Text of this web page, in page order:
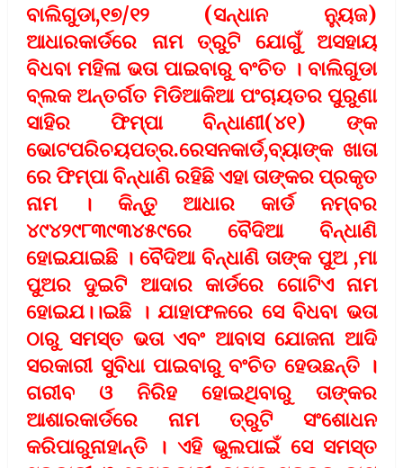
ବାଲିଗୁଡା,୧୭/୧୨ (ସନ୍ଧାନ ନ୍ୟୁଜ)
ଆଧାରକାର୍ଡରେ ନାମ ତ୍ରୁଟି ଯୋଗୁଁ ଅସହାୟ
ବିଧବା ମହିଳା ଭତା ପାଇବାରୁ ବଂଚିତ । ବାଲିଗୁଡା
ବ୍ଲକ ଅନ୍ତର୍ଗତ ମିଡିଆକିଆ ପଂଚାୟତର ପୁରୁଣା
ସାହିର ଫିମ୍ପା ବିନ୍ଧାଣୀ(୪୧) ଙ୍କ
ଭୋଟପରିଚୟପତ୍ର.ରେସନକାର୍ଡ,ବ୍ୟାଙ୍କ ଖାତା
ରେ ଫିମ୍ପା ବିନ୍ଧାଣି ରହିଛି ଏହା ତାଙ୍କର ପ୍ରକୃତ
ନାମ । କିନ୍ତୁ ଆଧାର କାର୍ଡ ନମ୍ବର
୪୯୪୨୯୮୩୯୩୪୫୯ରେ ବୈଦିଆ ବିନ୍ଧାଣି
ହୋଇଯାଇଛି । ବୈଦିଆ ବିନ୍ଧାଣି ତାଙ୍କ ପୁଅ ,ମା
ପୁଅର ଦୁଇଟି ଆଦାର କାର୍ଡରେ ଗୋଟିଏ ନାମ
ହୋଇଯ।।ଇଛି । ଯାହାଫଳରେ ସେ ବିଧବା ଭତା
ଠାରୁ ସମସ୍ତ ଭତା ଏବଂ ଆବାସ ଯୋଜନା ଆଦି
ସରକାରୀ ସୁବିଧା ପାଇବାରୁ ବଂଚିତ ହେଉଛନ୍ତି ।
ଗରୀବ ଓ ନିରିହ ହୋଇଥିବାରୁ ତାଙ୍କର
ଆଶାରକାର୍ଡରେ ନାମ ତ୍ରୁଟି ସଂଶୋଧନ
କରିପାରୁନାହାନ୍ତି । ଏହି ଭୁଲପାଇଁ ସେ ସମସ୍ତ